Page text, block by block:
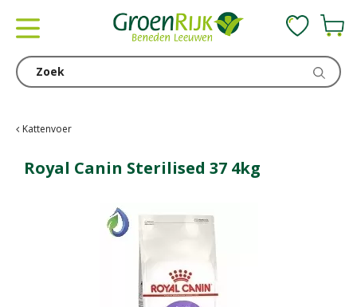
Kattenvoer
Royal Canin Sterilised 37 4kg